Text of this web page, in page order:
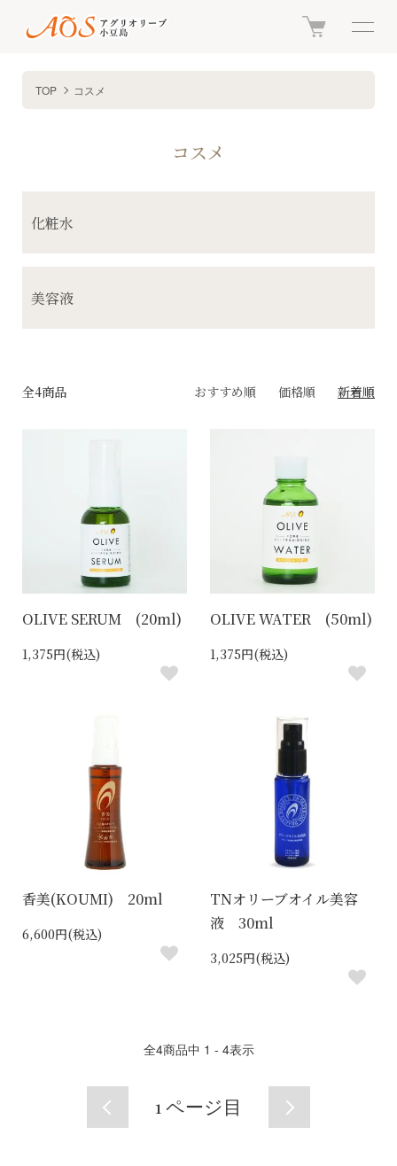
TOP コスメ
コスメ
化粧水
美容液
全4商品 おすすめ順 価格順 新着順
OLIVE SERUM (20ml)
1,375円(税込)
OLIVE WATER (50ml)
1,375円(税込)
香美(KOUMI) 20ml
6,600円(税込)
TNオリーブオイル美容
液 30ml
3,025円(税込)
全4商品中 1 - 4表示
1 ページ目